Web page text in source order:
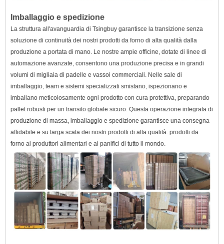
Imballaggio e spedizione
La struttura all'avanguardia di Tsingbuy garantisce la transizione senza
soluzione di continuità dei nostri prodotti da forno di alta qualità dalla
produzione a portata di mano. Le nostre ampie officine, dotate di linee di
automazione avanzate, consentono una produzione precisa e in grandi
volumi di migliaia di padelle e vassoi commerciali. Nelle sale di
imballaggio, team e sistemi specializzati smistano, ispezionano e
imballano meticolosamente ogni prodotto con cura protettiva, preparando
pallet robusti per un transito globale sicuro. Questa operazione integrata di
produzione di massa, imballaggio e spedizione garantisce una consegna
affidabile e su larga scala dei nostri prodotti di alta qualità. prodotti da
forno ai produttori alimentari e ai panifici di tutto il mondo.